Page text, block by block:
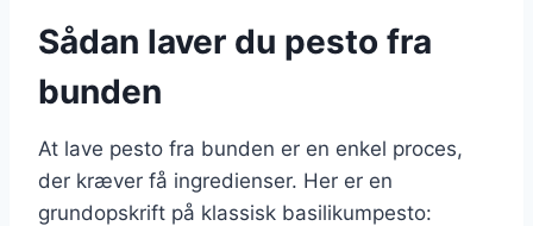
Sådan laver du pesto fra
bunden
At lave pesto fra bunden er en enkel proces,
der kræver få ingredienser. Her er en
grundopskrift på klassisk basilikumpesto: